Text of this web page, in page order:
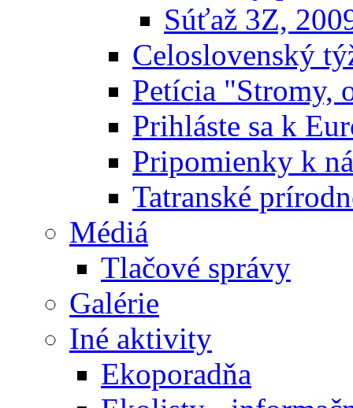
Súťaž 3Z,
Celoslovenský
Petícia "Stromy,
Prihláste sa k
Pripomienky k
Tatranské
Médiá
Tlačové správy
Galérie
Iné aktivity
Ekoporadňa